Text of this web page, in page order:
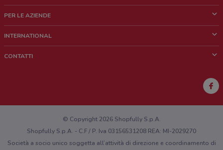
Chi siamo
Lavora con noi
PER LE AZIENDE
Richieste commerciali e marketing
INTERNATIONAL
CONTATTI
Hai un malfunzionamento sul web o sull'app?
© Copyright 2026 Shopfully S.p.A.
Shopfully S.p.A. - C.F / P. Iva 03156531208 REA: MI-2029270
Società a socio unico soggetta all’attività di direzione e coordinamento di